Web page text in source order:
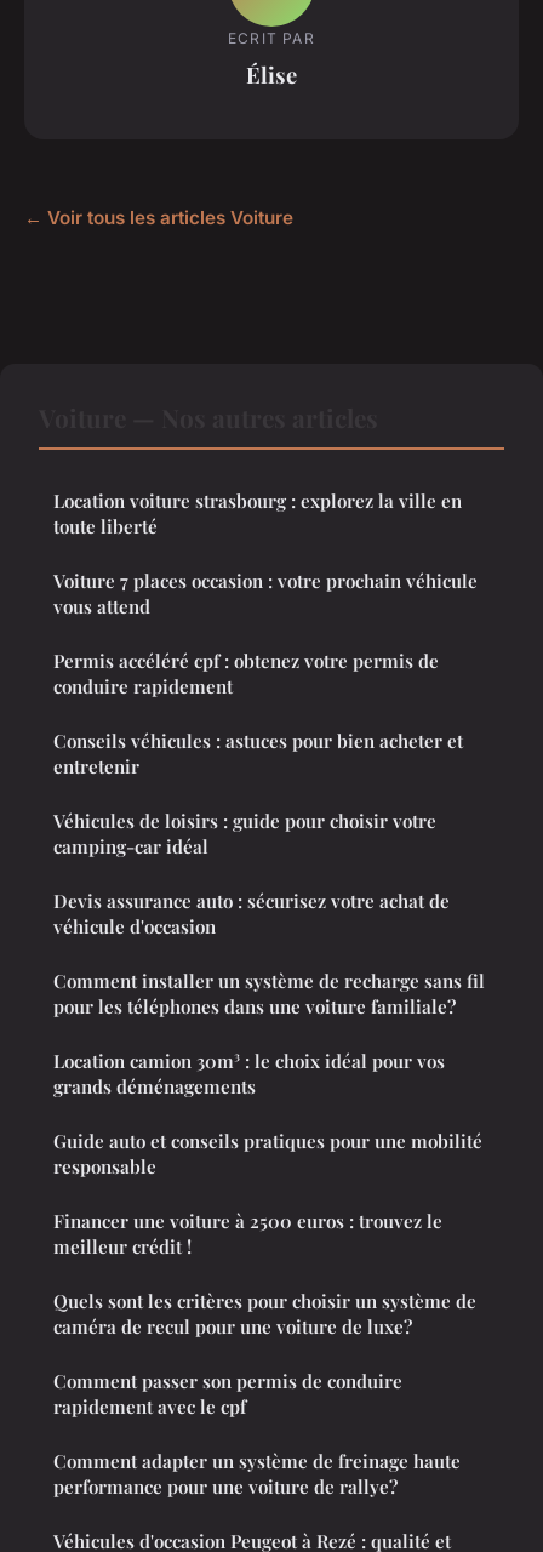
ECRIT PAR
Élise
← Voir tous les articles Voiture
Location voiture strasbourg : explorez la ville en
toute liberté
Voiture 7 places occasion : votre prochain véhicule
vous attend
Permis accéléré cpf : obtenez votre permis de
conduire rapidement
Conseils véhicules : astuces pour bien acheter et
entretenir
Véhicules de loisirs : guide pour choisir votre
camping-car idéal
Devis assurance auto : sécurisez votre achat de
véhicule d'occasion
Comment installer un système de recharge sans fil
pour les téléphones dans une voiture familiale?
Location camion 30m³ : le choix idéal pour vos
grands déménagements
Guide auto et conseils pratiques pour une mobilité
responsable
Financer une voiture à 2500 euros : trouvez le
meilleur crédit !
Quels sont les critères pour choisir un système de
caméra de recul pour une voiture de luxe?
Comment passer son permis de conduire
rapidement avec le cpf
Comment adapter un système de freinage haute
performance pour une voiture de rallye?
Véhicules d'occasion Peugeot à Rezé : qualité et